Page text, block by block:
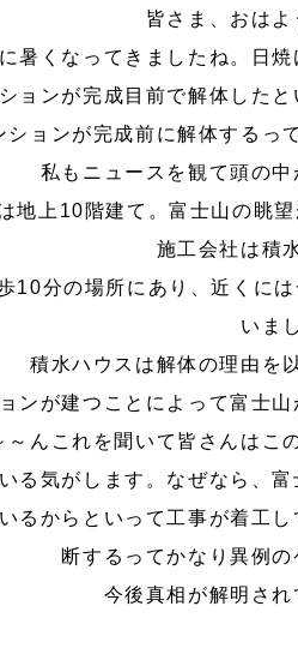
皆さま、おはよ
暑くなってきましたね。日
ョンが完成目前で解体した
ションが完成前に解体するっ
私もニュースを観て頭の中
地上10階建て。富士山の眺
施工会社は積
10分の場所にあり、近くに
いま
積水ハウスは解体の理由を
ョンが建つことによって富士
～んこれを聞いて皆さんはこ
る気がします。なぜなら、
るからといって工事が着工
断するってかなり異例の
今後真相が解明され